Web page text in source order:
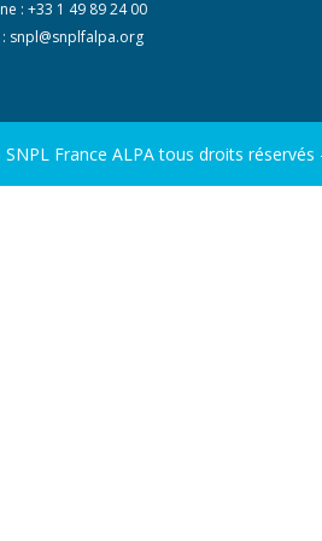
: +33 1 49 89 24 00
snpl@snplfalpa.org
France ALPA tous droits réservés